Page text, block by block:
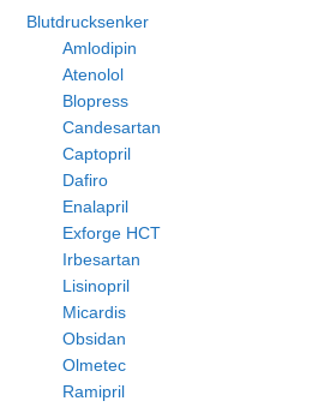
Blutdrucksenker
Amlodipin
Atenolol
Blopress
Candesartan
Captopril
Dafiro
Enalapril
Exforge HCT
Irbesartan
Lisinopril
Micardis
Obsidan
Olmetec
Ramipril